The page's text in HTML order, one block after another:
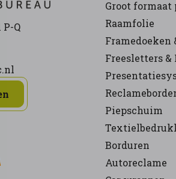
P-Q
Groot
Raamfolie
Framedoeken
Freesletters &
Piepschuim
Borduren
Autoreclame